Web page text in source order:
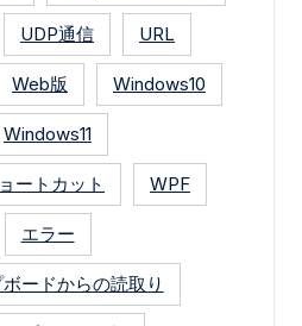
UDP通信 URL
Web版 Windows10
Windows11
ートカット WPF
エラー
ードからの読取り